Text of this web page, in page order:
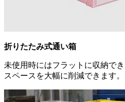
折りたたみ式通い箱
未使用時にはフラットに収納で
スペースを大幅に削減できます。